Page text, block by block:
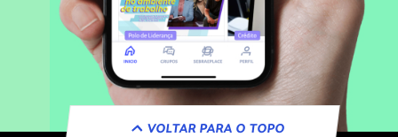
VOLTAR PARA O TOPO